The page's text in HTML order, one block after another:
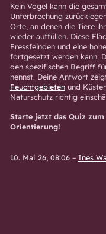
Kein Vogel kann die
Unterbrechung
Orte, an denen die Tiere
wieder auffüllen. Diese
Fressfeinden und eine
fortgesetzt werden kann.
den spezifischen Begriff
nennst. Deine Antwort
Feuchtgebietenund
Naturschutz richtig
Starte jetzt das Quiz
Orientierung!
10. Mai 26, 08:06– Ines